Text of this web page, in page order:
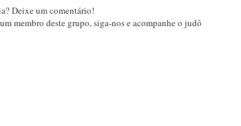
Deixe um comentário!
membro deste grupo, siga-nos e acompanhe o judô